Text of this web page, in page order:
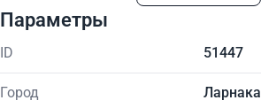
Параметры
ID 51447
Город Ларнака